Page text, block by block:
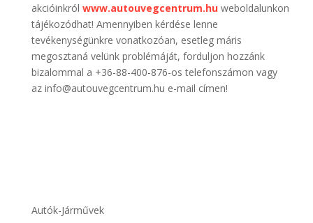
akcióinkról www.autouvegcentrum.huweboldalunkon
tájékozódhat! Amennyiben kérdése lenne
tevékenységünkre vonatkozóan, esetleg máris
megosztaná velünk problémáját, forduljon hozzánk
bizalommal a +36-88-400-876-os telefonszámon vagy
az info@autouvegcentrum.hu e-mail címen!
Autók-Járművek